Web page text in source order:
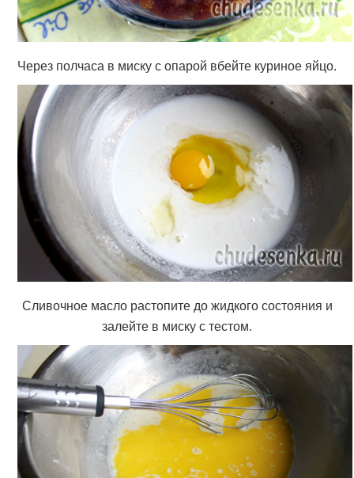
Через полчаса в миску с опарой вбейте куриное яйцо.
Сливочное масло растопите до жидкого состояния и
залейте в миску с тестом.